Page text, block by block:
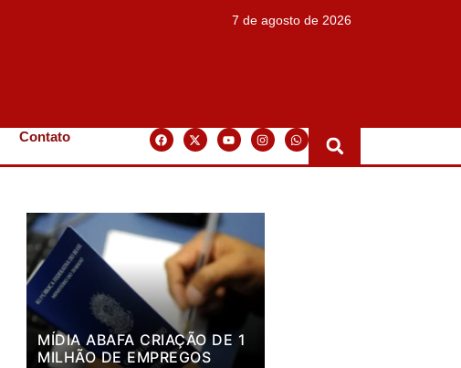
7 de agosto de 2026
Contato
MÍDIA ABAFA CRIAÇÃO DE 1
MILHÃO DE EMPREGOS